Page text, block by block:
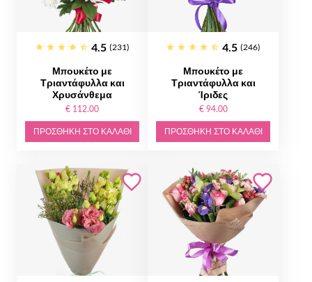
4.5 (231)
Μπουκέτο με
Τριαντάφυλλα και
Χρυσάνθεμα
€ 112.00
ΠΡΟΣΘΉΚΗ ΣΤΟ ΚΑΛΆΘΙ
4.5 (246)
Μπουκέτο με
Τριαντάφυλλα και
Ίριδες
€ 94.00
ΠΡΟΣΘΉΚΗ ΣΤΟ ΚΑΛΆΘΙ